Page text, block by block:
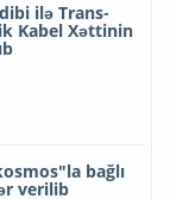
ilə Trans-
Kabel Xəttinin
bağlı
verilib